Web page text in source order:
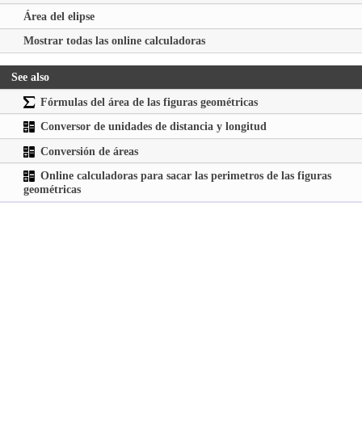
Área del elipse
Mostrar todas las online calculadoras
See also
Fórmulas del área de las figuras geométricas
Conversor de unidades de distancia y longitud
Conversión de áreas
Online calculadoras para sacar las perimetros de las figuras
geométricas